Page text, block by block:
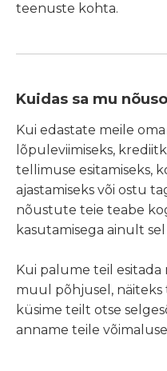
teenuste kohta.
Kuidas sa mu
Kui edastate meile
lõpuleviimiseks,
tellimuse esitamiseks,
ajastamiseks või ostu
nõustute teie teabe
kasutamisega ainult
Kui palume teil esitada
muul põhjusel,
küsime teilt otse
anname teile